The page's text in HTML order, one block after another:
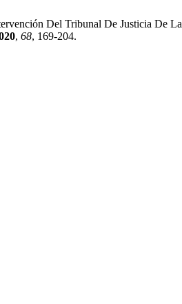
Del Tribunal De Justicia De
, 68, 169-204.